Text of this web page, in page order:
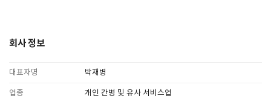
회사 정보
대표자명 박재병
업종 개인 간병 및 유사 서비스업